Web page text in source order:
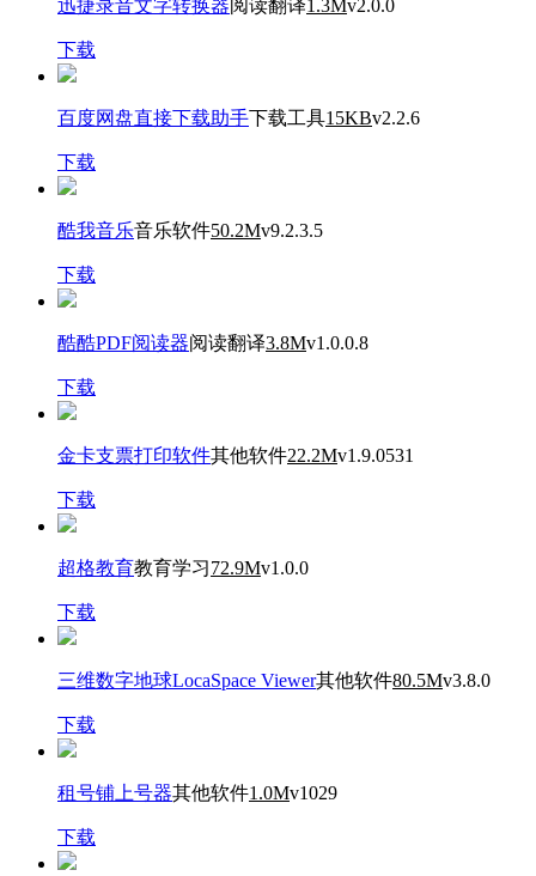
迅捷录音文字转换器 阅读翻译1.3Mv2.0.0
下载
百度网盘直接下载助手下载工具15KBv2.2.6
下载
酷我音乐音乐软件50.2Mv9.2.3.5
下载
酷酷PDF阅读器阅读翻译3.8Mv1.0.0.8
下载
金卡支票打印软件其他软件22.2Mv1.9.0531
下载
超格教育教育学习72.9Mv1.0.0
下载
三维数字地球LocaSpace Viewer其他软件80.5Mv3.8.0
下载
租号铺上号器其他软件1.0Mv1029
下载